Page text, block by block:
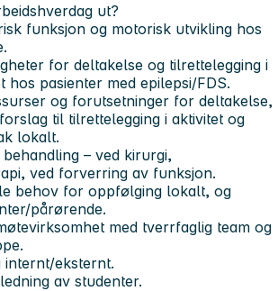
ut?
funksjon og motorisk utvikling hos
for deltakelse og tilrettelegging i
hos pasienter med epilepsi/FDS.
og forutsetninger for deltakelse,
til tilrettelegging i aktivitet og
lokalt.
– ved kirurgi,
ved forverring av funksjon.
behov for oppfølging lokalt, og
pårørende.
med tverrfaglig team og
internt/eksternt.
av studenter.